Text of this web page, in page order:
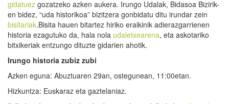
gidatuez gozatzeko azken aukera. Irungo Udalak, Bidasoa Bizirik-
en bidez, “uda historikoa” bizitzera gonbidatu ditu irundar zein
bisitariak.Bisita hauen bitartez hiriko eraikinik adierazgarrienen
historia ezagutuko da, hala nola udaletxearena, eta askotariko
bitxikeriak entzungo dituzte gidarien ahotik.
Irungo historia zubiz zubi
Azken eguna: Abuztuaren 29an, ostegunean, 11:00etan.
Hizkuntza: Euskaraz eta gaztelaniaz.